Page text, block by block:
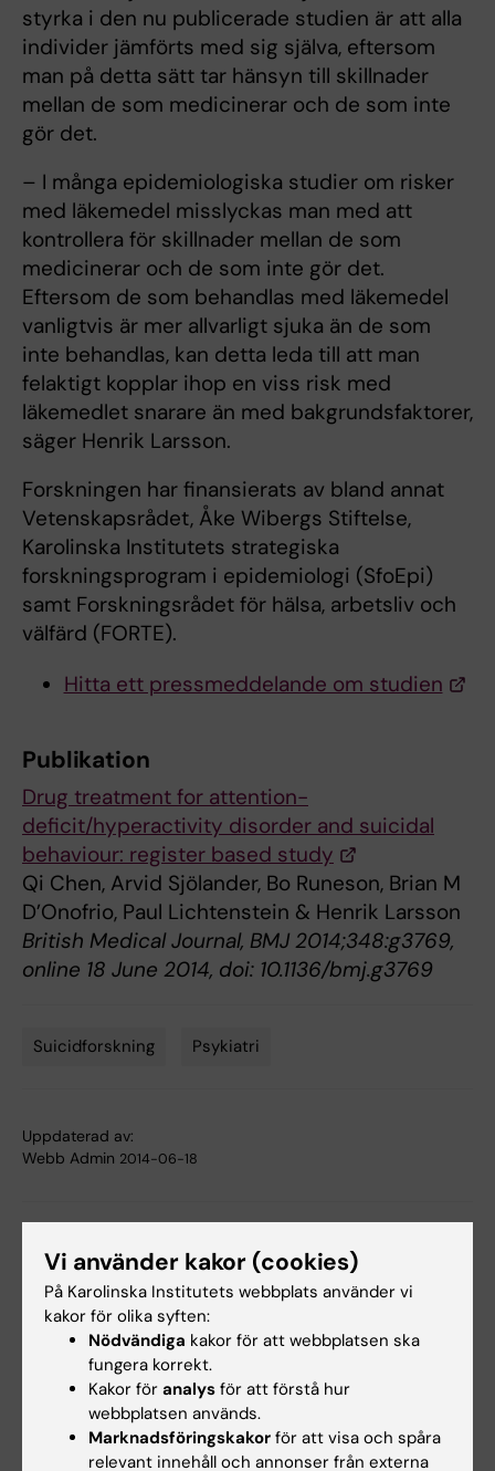
styrka i den nu publicerade studien är att alla
individer jämförts med sig själva, eftersom
man på detta sätt tar hänsyn till skillnader
mellan de som medicinerar och de som inte
gör det.
– I många epidemiologiska studier om risker
med läkemedel misslyckas man med att
kontrollera för skillnader mellan de som
medicinerar och de som inte gör det.
Eftersom de som behandlas med läkemedel
vanligtvis är mer allvarligt sjuka än de som
inte behandlas, kan detta leda till att man
felaktigt kopplar ihop en viss risk med
läkemedlet snarare än med bakgrundsfaktorer,
säger Henrik Larsson.
Forskningen har finansierats av bland annat
Vetenskapsrådet, Åke Wibergs Stiftelse,
Karolinska Institutets strategiska
forskningsprogram i epidemiologi (SfoEpi)
samt Forskningsrådet för hälsa, arbetsliv och
välfärd (FORTE).
Hitta ett pressmeddelande om studien
Publikation
Drug treatment for attention-
deficit/hyperactivity disorder and suicidal
behaviour: register based study
Qi Chen, Arvid Sjölander, Bo Runeson, Brian M
D’Onofrio, Paul Lichtenstein & Henrik Larsson
British Medical Journal, BMJ 2014;348:g3769,
online 18 June 2014, doi: 10.1136/bmj.g3769
Suicidforskning Psykiatri
Uppdaterad av:
Webb Admin 2014-06-18
Relaterade artiklar
Vi använder kakor (cookies)
På Karolinska Institutets webbplats använder vi
kakor för olika syften:
Nödvändiga kakor för att webbplatsen ska
fungera korrekt.
Kakor för analys för att förstå hur
webbplatsen används.
Marknadsföringskakor för att visa och spåra
relevant innehåll och annonser från externa